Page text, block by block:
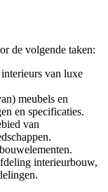
de volgende taken:
van luxe
meubels en
en specificaties.
van
interieurbouw,